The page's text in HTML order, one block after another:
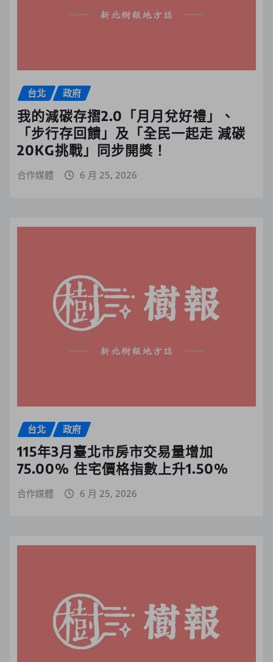
台北 政府
我的減碳存摺2.0「月月兌好禮」、
「步行存回饋」及「全民一起走 減碳
20KG挑戰」同步開獎！
合作媒體 6 月 25, 2026
台北 政府
115年3月臺北市房市交易量增加
75.00% 住宅價格指數上升1.50%
合作媒體 6 月 25, 2026